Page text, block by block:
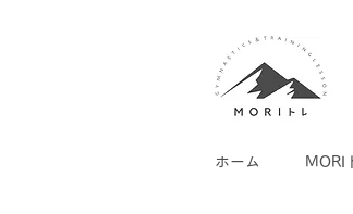
ホーム MORI